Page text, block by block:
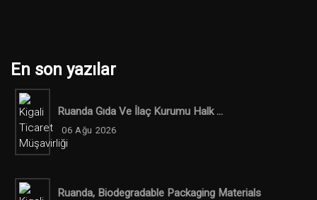
En son yazılar
Ruanda Gıda Ve İlaç Kurumu Halk ...
06 Ağu 2026
Ruanda, Biodegradable Packaging Materials